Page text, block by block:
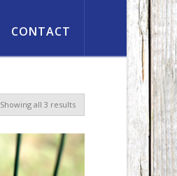
CONTACT
Showing all 3 results